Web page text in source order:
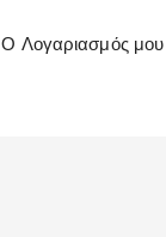
Ο Λογαριασμός μου